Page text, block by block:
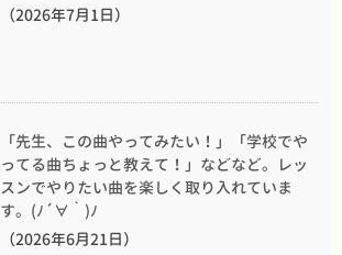
（2026年7月1日）
「先生、この曲やってみたい！」「学校でや
ってる曲ちょっと教えて！」などなど。レッ
スンでやりたい曲を楽しく取り入れていま
す。(ﾉ´∀｀)ﾉ
（2026年6月21日）